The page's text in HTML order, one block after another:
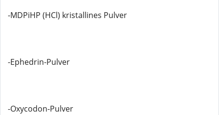
-MDPiHP (HCl) kristallines Pulver
-Ephedrin-Pulver
-Oxycodon-Pulver